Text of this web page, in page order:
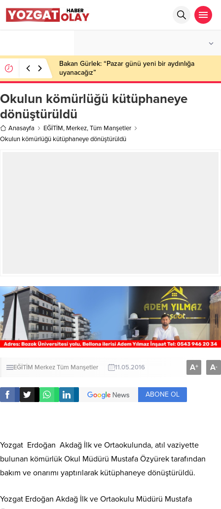
Bakan Gürlek: “Pazar günü yeni bir aydınlığa
uyanacağız”
Okulun kömürlüğü kütüphaneye
dönüştürüldü
Anasayfa EĞİTİM, Merkez,Tüm Manşetler
Okulun kömürlüğü kütüphaneye dönüştürüldü
EĞİTİM MerkezTüm Manşetler 11.05.2016 A+ A-
ABONE OL
Yozgat Erdoğan Akdağ İlk ve Ortaokulunda, atıl vaziyette
bulunan kömürlük Okul Müdürü Mustafa Özyürek tarafından
bakım ve onarımı yaptırılarak kütüphaneye dönüştürüldü.
Yozgat Erdoğan Akdağ İlk ve Ortaokulu Müdürü Mustafa